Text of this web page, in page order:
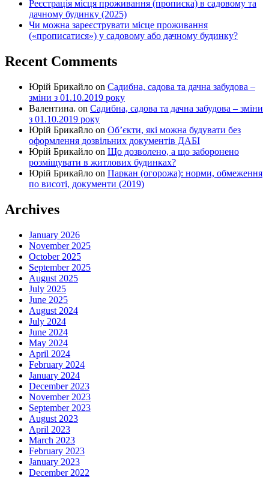
Реєстрація місця проживання (прописка) в садовому та
дачному будинку (2025)
Чи можна зареєструвати місце проживання
(«прописатися») у садовому або дачному будинку?
Recent Comments
Юрій Брикайло on Садибна, садова та дачна забудова –
зміни з 01.10.2019 року
Валентина. on Садибна, садова та дачна забудова – зміни
з 01.10.2019 року
Юрій Брикайло on Об’єкти, які можна будувати без
оформлення дозвільних документів ДАБІ
Юрій Брикайло on Що дозволено, а що заборонено
розміщувати в житлових будинках?
Юрій Брикайло on Паркан (огорожа): норми, обмеження
по висоті, документи (2019)
Archives
January 2026
November 2025
October 2025
September 2025
August 2025
July 2025
June 2025
August 2024
July 2024
June 2024
May 2024
April 2024
February 2024
January 2024
December 2023
November 2023
September 2023
August 2023
April 2023
March 2023
February 2023
January 2023
December 2022